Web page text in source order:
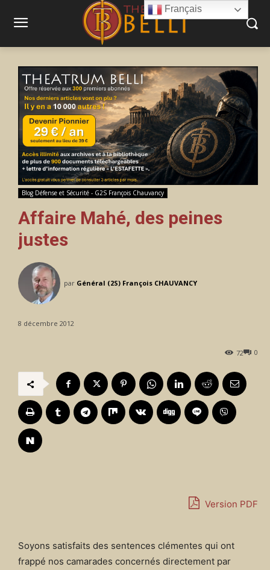
Blog Défense et Sécurité - G2S François Chauvancy
Affaire Mahé, des peines
justes
par Général (2S) François CHAUVANCY
8 décembre 2012
0
72
Version PDF
Soyons satisfaits des sentences clémentes qui ont
frappé nos camarades concernés directement par
Français